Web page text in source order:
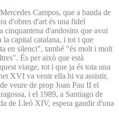
Campos, que a banda de
d'obres d'art és una fidel
cinquantena d'andosins que avui
la capital catalana, i tot i que
en silenci", també "és molt i molt
És per això que està
viatge, tot i que ja és tota una
XVI va venir ella hi va assistir,
veure de prop Joan Pau II el
i el 1989, a Santiago de
de Lleó XIV, espera gaudir d'una